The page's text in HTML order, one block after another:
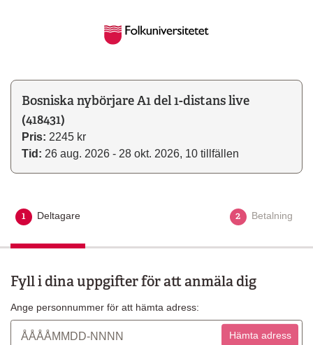
Bosniska nybörjare A1 del 1-distans live
(418431)
Pris: 2245 kr
Tid: 26 aug. 2026 - 28 okt. 2026, 10 tillfällen
1 Aktuellt steg
Deltagare 2 Betalning
Fyll i dina uppgifter för att anmäla dig
Ange personnummer för att hämta adress:
Hämta adress